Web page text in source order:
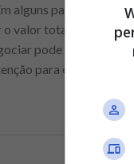
alguns países
valor total devido.
pode ser uma
para evitar